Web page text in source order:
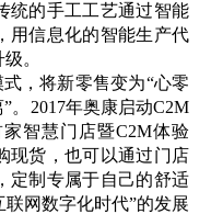
统的手工工艺通过智能
用信息化的智能生产代
。
，将新零售变为“心零
。2017年奥康启动C2M
智慧门店暨C2M体验
现货，也可以通过门店
定制专属于自己的舒适
网数字化时代”的发展